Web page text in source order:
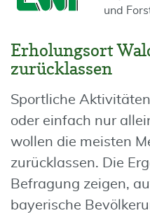
und
Erholungsort
zurücklassen
Sportliche
oder einfach nur
wollen die meisten
zurücklassen. Die
Befragung zeigen,
bayerische